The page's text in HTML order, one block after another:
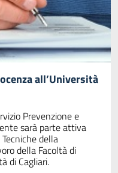
all’Università
Prevenzione e
sarà parte attiva
della
della Facoltà di
di Cagliari.